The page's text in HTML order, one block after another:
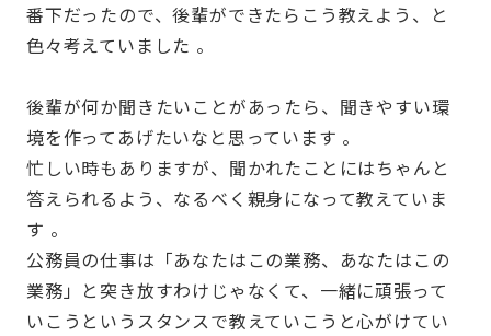
番下だったので、後輩ができたらこう教えよう、と
色々考えていました 。
後輩が何か聞きたいことがあったら、聞きやすい環
境を作ってあげたいなと思っています 。
忙しい時もありますが、聞かれたことにはちゃんと
答えられるよう、なるべく親身になって教えていま
す 。
公務員の仕事は「あなたはこの業務、あなたはこの
業務」と突き放すわけじゃなくて、一緒に頑張って
いこうというスタンスで教えていこうと心がけてい